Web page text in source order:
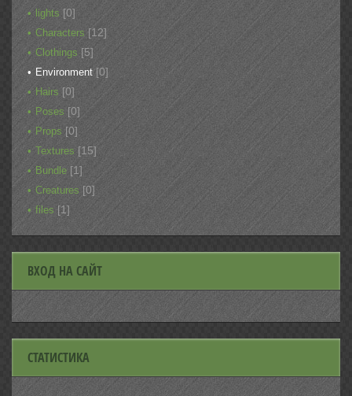
lights [0]
Characters [12]
Clothings [5]
Environment [0]
Hairs [0]
Poses [0]
Props [0]
Textures [15]
Bundle [1]
Creatures [0]
files [1]
ВХОД НА САЙТ
СТАТИСТИКА